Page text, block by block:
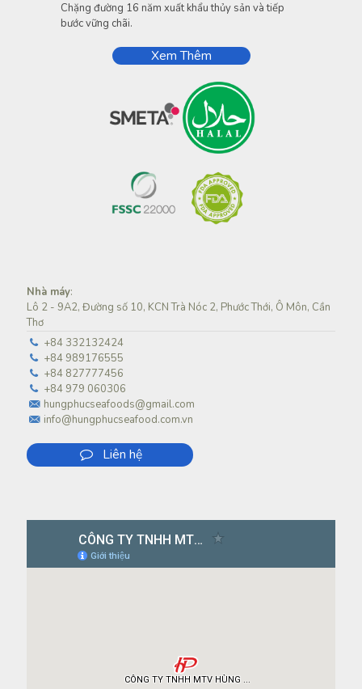
Chặng đường 16 năm xuất khẩu thủy sản và tiếp
bước vững chãi.
Xem Thêm
Nhà máy:
Lô 2 - 9A2, Đường số 10, KCN Trà Nóc 2, Phước Thới, Ô Môn, Cần
Thơ
+84 332132424
+84 989176555
+84 827777456
+84 979 060306
hungphucseafoods@gmail.com
info@hungphucseafood.com.vn
Liên hệ